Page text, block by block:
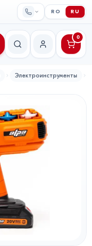
RO RU
Поиск Мой аккаунт
0
Электроинструменты